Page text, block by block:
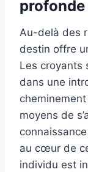
profonde
Au-delà des
destin offre
Les croyants
dans une
moyens de
au cœur de
individu est